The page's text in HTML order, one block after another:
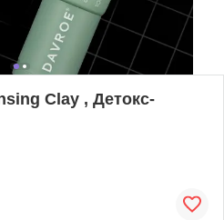
Clay , Детокс-